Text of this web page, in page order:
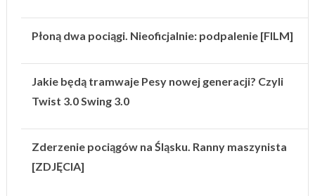
Płoną dwa pociągi. Nieoficjalnie: podpalenie [FILM]
Jakie będą tramwaje Pesy nowej generacji? Czyli
Twist 3.0 Swing 3.0
Zderzenie pociągów na Śląsku. Ranny maszynista
[ZDJĘCIA]